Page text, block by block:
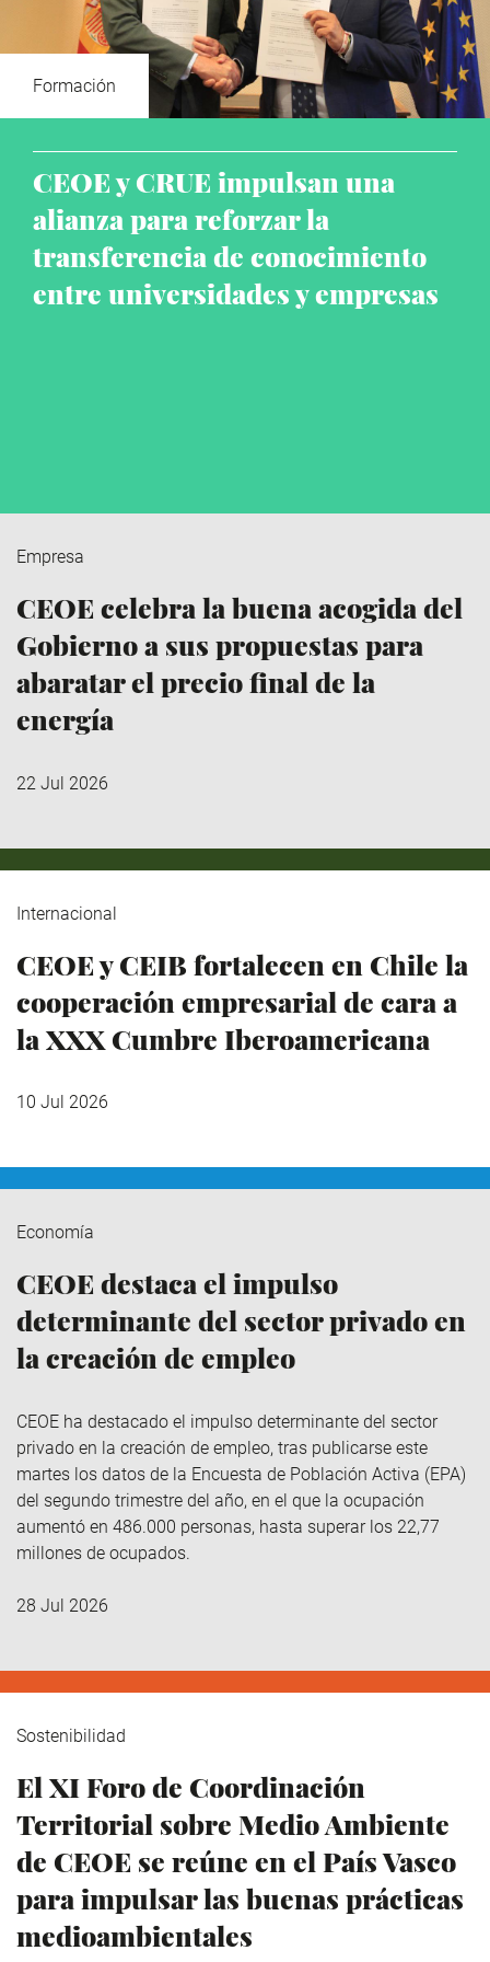
Formación
CEOE y CRUE impulsan una
alianza para reforzar la
transferencia de conocimiento
entre universidades y empresas
Empresa
CEOE celebra la buena acogida del
Gobierno a sus propuestas para
abaratar el precio final de la
energía
22 Jul 2026
Internacional
CEOE y CEIB fortalecen en Chile la
cooperación empresarial de cara a
la XXX Cumbre Iberoamericana
10 Jul 2026
Economía
CEOE destaca el impulso
determinante del sector privado en
la creación de empleo
CEOE ha destacado el impulso determinante del sector
privado en la creación de empleo, tras publicarse este
martes los datos de la Encuesta de Población Activa (EPA)
del segundo trimestre del año, en el que la ocupación
aumentó en 486.000 personas, hasta superar los 22,77
millones de ocupados.
28 Jul 2026
Sostenibilidad
El XI Foro de Coordinación
Territorial sobre Medio Ambiente
de CEOE se reúne en el País Vasco
para impulsar las buenas prácticas
medioambientales